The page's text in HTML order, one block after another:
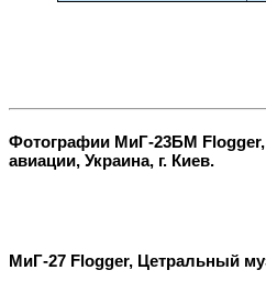
Фотографии МиГ-23БМ
авиации, Украина, г. Киев.
МиГ-27 Flogger, Цетральный